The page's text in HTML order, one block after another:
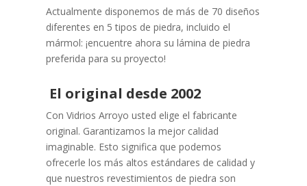
Actualmente disponemos de más de 70 diseños
diferentes en 5 tipos de piedra, incluido el
mármol: ¡encuentre ahora su lámina de piedra
preferida para su proyecto!
El original desde 2002
Con Vidrios Arroyo usted elige el fabricante
original. Garantizamos la mejor calidad
imaginable. Esto significa que podemos
ofrecerle los más altos estándares de calidad y
que nuestros revestimientos de piedra son